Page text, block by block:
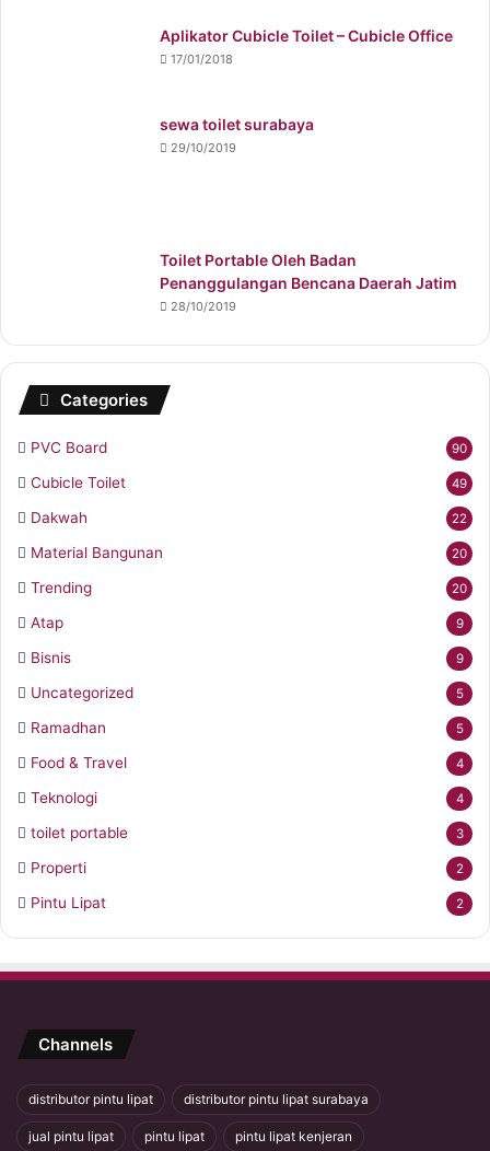
Aplikator Cubicle Toilet – Cubicle Office
17/01/2018
sewa toilet surabaya
29/10/2019
Toilet Portable Oleh Badan
Penanggulangan Bencana Daerah Jatim
28/10/2019
Categories
PVC Board 90
Cubicle Toilet 49
Dakwah 22
Material Bangunan 20
Trending 20
Atap 9
Bisnis 9
Uncategorized 5
Ramadhan 5
Food & Travel 4
Teknologi 4
toilet portable 3
Properti 2
Pintu Lipat 2
Channels
distributor pintu lipat distributor pintu lipat surabaya
jual pintu lipat pintu lipat pintu lipat kenjeran